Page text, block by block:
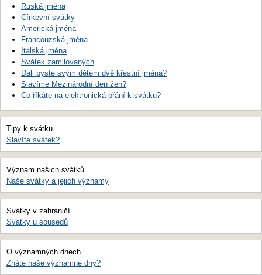
Ruská jména
Církevní svátky
Americká jména
Francouzská jména
Italská jména
Svátek zamilovaných
Dali byste svým dětem dvě křestní jména?
Slavíme Mezinárodní den žen?
Co říkáte na elektronická přání k svátku?
Tipy k svátku
Slavíte svátek?
Význam našich svátků
Naše svátky a jejich významy
Svátky v zahraničí
Svátky u sousedů
O významných dnech
Znáte naše významné dny?